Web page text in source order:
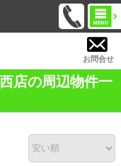
お問合せ
店の周辺物件一